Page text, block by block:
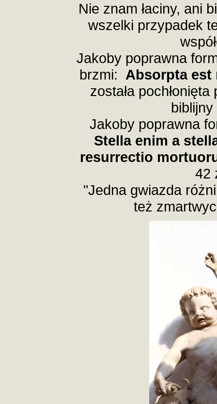
Nie znam łaciny, ani
wszelki przypadek
Jakoby poprawna
brzmi: Absorpta
została
Jakoby poprawna
Stella enim a
resurrectio
42
"Jedna gwiazda
też